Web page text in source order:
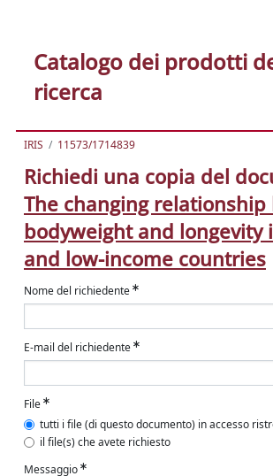
Catalogo dei prodotti
ricerca
IRIS 11573/1714839
Richiedi una copia del
The changing
bodyweight and longevity
and low-income countries
Nome del richiedente
E-mail del richiedente
File
tutti i file (di questo documento) in accesso
il file(s) che avete richiesto
Messaggio